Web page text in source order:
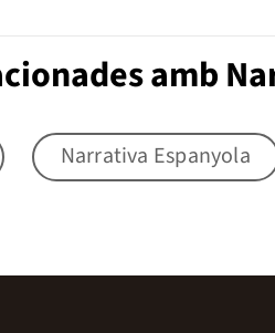
amb
Narrativa Espanyola